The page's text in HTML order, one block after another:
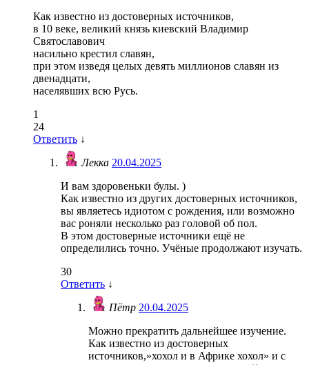
Как известно из достоверных источников,
в 10 веке, великий князь киевский Владимир
Святославович
насильно крестил славян,
при этом изведя целых девять миллионов славян из
двенадцати,
населявших всю Русь.
1
24
Ответить ↓
Лекка 20.04.2025
И вам здоровеньки булы. )
Как известно из других достоверных источников,
вы являетесь идиотом с рождения, или возможно
вас роняли несколько раз головой об пол.
В этом достоверные источники ещё не
определились точно. Учёные продолжают изучать.
30
Ответить ↓
Пётр 20.04.2025
Можно прекратить дальнейшее изучение.
Как известно из достоверных
источников,»хохол и в Африке хохол» и с